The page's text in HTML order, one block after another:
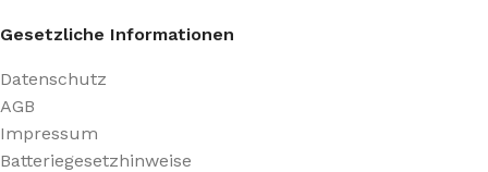
Gesetzliche Informationen
Datenschutz
AGB
Impressum
Batteriegesetzhinweise